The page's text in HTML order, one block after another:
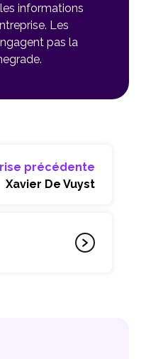
informations
Les
pas la
précédente
Xavier De Vuyst